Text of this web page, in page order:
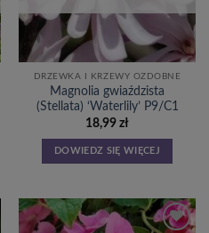
DRZEWKA I KRZEWY OZDOBNE
Magnolia gwiaździsta
(Stellata) ‘Waterlily’ P9/C1
18,99 zł
DOWIEDZ SIĘ WIĘCEJ